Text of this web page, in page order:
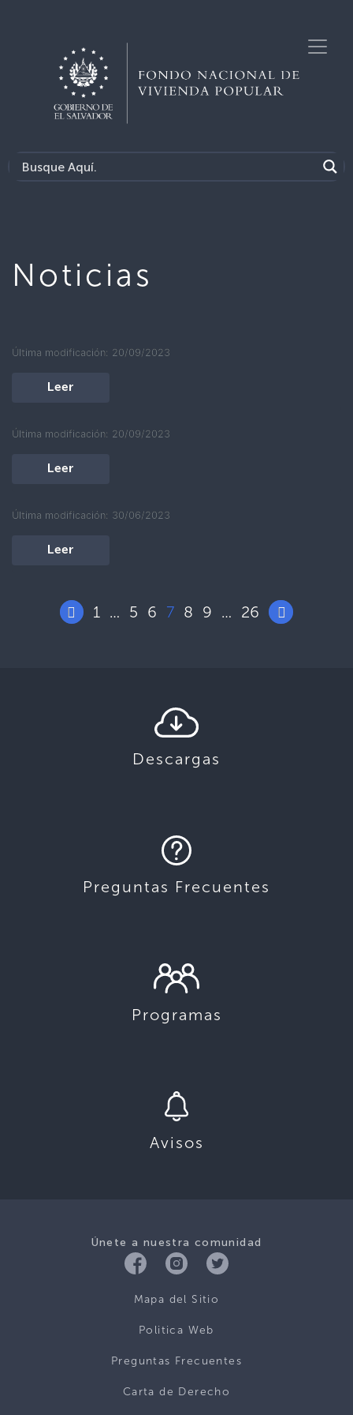
Noticias
Última modificación: 20/09/2023
Leer
Última modificación: 20/09/2023
Leer
Última modificación: 30/06/2023
Leer
1 … 5 6 7 8 9 … 26
Descargas
Preguntas Frecuentes
Programas
Avisos
Únete a nuestra comunidad
Mapa del Sitio
Politica Web
Preguntas Frecuentes
Carta de Derecho